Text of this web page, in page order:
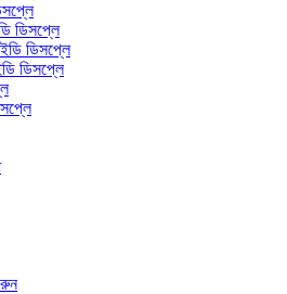
ডিসপ্লে
ডিসপ্লে
ডিসপ্লে